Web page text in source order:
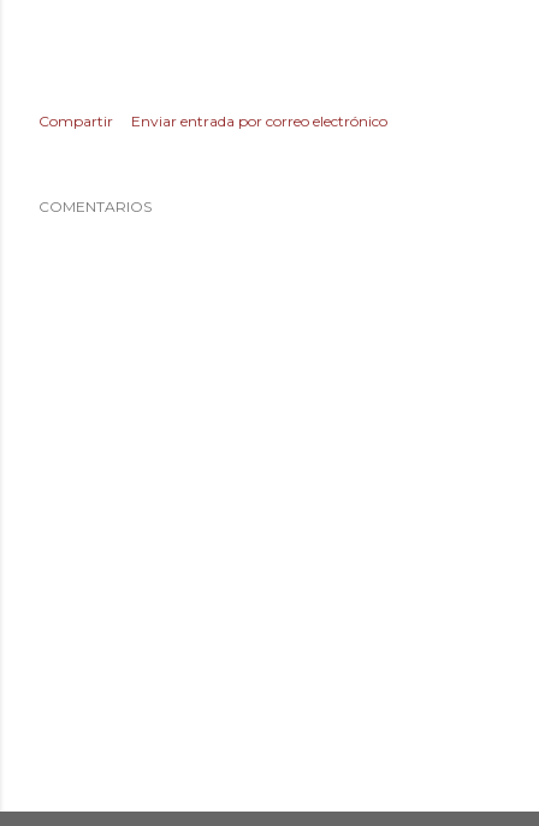
Compartir Enviar entrada por correo electrónico
COMENTARIOS